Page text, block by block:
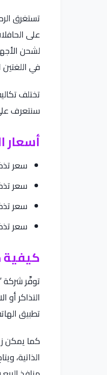
تستغرق
لشحن
في
تختلف
سنتعرف
أسعار
سعر
سعر
سعر
سعر
كيفية
توفِّر شركة
التذاكر
تطبيق
كما يمكن
الذاتية،